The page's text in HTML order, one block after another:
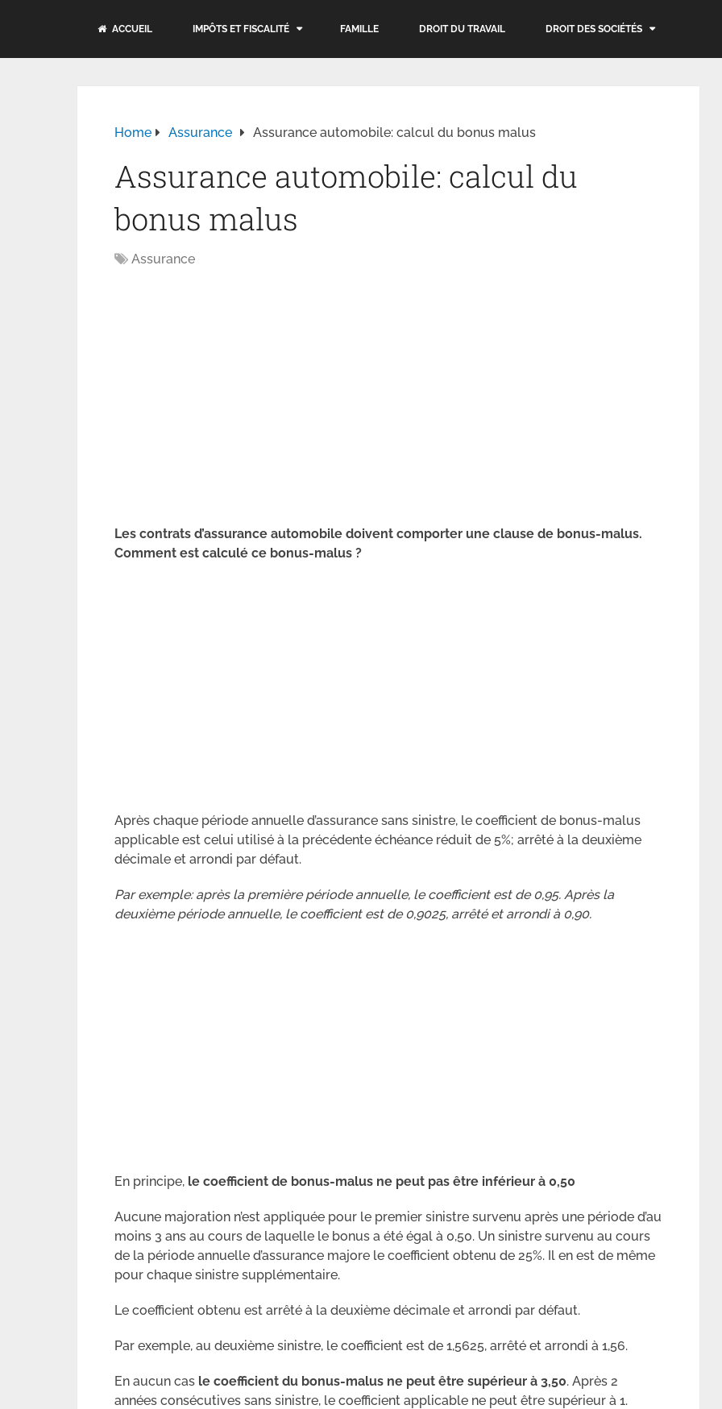
ACCUEIL IMPÔTS ET FISCALITÉ FAMILLE DROIT DU TRAVAIL DROIT DES SOCIÉTÉS
Home Assurance Assurance automobile: calcul du bonus malus
Assurance automobile: calcul du
bonus malus
Assurance
Les contrats d’assurance automobile doivent comporter une clause de bonus-malus.
Comment est calculé ce bonus-malus ?
Après chaque période annuelle d’assurance sans sinistre, le coefficient de bonus-malus
applicable est celui utilisé à la précédente échéance réduit de 5%; arrêté à la deuxième
décimale et arrondi par défaut.
Par exemple: après la première période annuelle, le coefficient est de 0,95. Après la
deuxième période annuelle, le coefficient est de 0,9025, arrêté et arrondi à 0,90.
En principe, le coefficient de bonus-malus ne peut pas être inférieur à 0,50
Aucune majoration n’est appliquée pour le premier sinistre survenu après une période d’au
moins 3 ans au cours de laquelle le bonus a été égal à 0,50. Un sinistre survenu au cours
de la période annuelle d’assurance majore le coefficient obtenu de 25%. Il en est de même
pour chaque sinistre supplémentaire.
Le coefficient obtenu est arrêté à la deuxième décimale et arrondi par défaut.
Par exemple, au deuxième sinistre, le coefficient est de 1,5625, arrêté et arrondi à 1,56.
En aucun cas le coefficient du bonus-malus ne peut être supérieur à 3,50. Après 2
années consécutives sans sinistre, le coefficient applicable ne peut être supérieur à 1.